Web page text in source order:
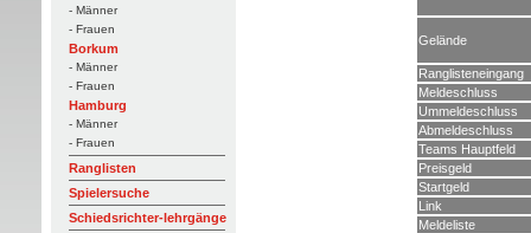
- Männer
- Frauen
Borkum
- Männer
- Frauen
Hamburg
- Männer
- Frauen
Ranglisten
Spielersuche
Schiedsrichter-lehrgänge
Gelände
Ranglisteneingang
Meldeschluss
Ummeldeschluss
Abmeldeschluss
Teams Hauptfeld
Preisgeld
Startgeld
Link
Meldeliste